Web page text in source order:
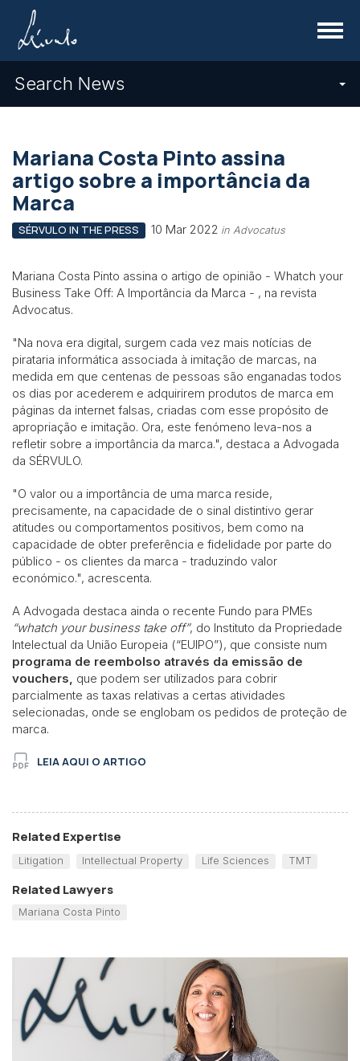
Menu
Search News
Mariana Costa Pinto assina
artigo sobre a importância da
Marca
SÉRVULO IN THE PRESS 10 Mar 2022 in Advocatus
Mariana Costa Pinto assina o artigo de opinião - Whatch your
Business Take Off: A Importância da Marca - , na revista
Advocatus.
"Na nova era digital, surgem cada vez mais notícias de
pirataria informática associada à imitação de marcas, na
medida em que centenas de pessoas são enganadas todos
os dias por acederem e adquirirem produtos de marca em
páginas da internet falsas, criadas com esse propósito de
apropriação e imitação. Ora, este fenómeno leva-nos a
refletir sobre a importância da marca.", destaca a Advogada
da SÉRVULO.
"O valor ou a importância de uma marca reside,
precisamente, na capacidade de o sinal distintivo gerar
atitudes ou comportamentos positivos, bem como na
capacidade de obter preferência e fidelidade por parte do
público - os clientes da marca - traduzindo valor
económico.", acrescenta.
A Advogada destaca ainda o recente Fundo para PMEs
“whatch your business take off”, do Instituto da Propriedade
Intelectual da União Europeia (“EUIPO”), que consiste num
programa de reembolso através da emissão de
vouchers, que podem ser utilizados para cobrir
parcialmente as taxas relativas a certas atividades
selecionadas, onde se englobam os pedidos de proteção de
marca.
LEIA AQUI O ARTIGO
Related Expertise
Litigation Intellectual Property Life Sciences TMT
Related Lawyers
Mariana Costa Pinto